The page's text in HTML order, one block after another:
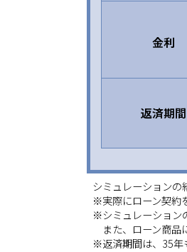
金利
返済期間
シミュレーションの
※実際にローン契約
※シミュレーション
また、ローン商品
※返済期間は、35年